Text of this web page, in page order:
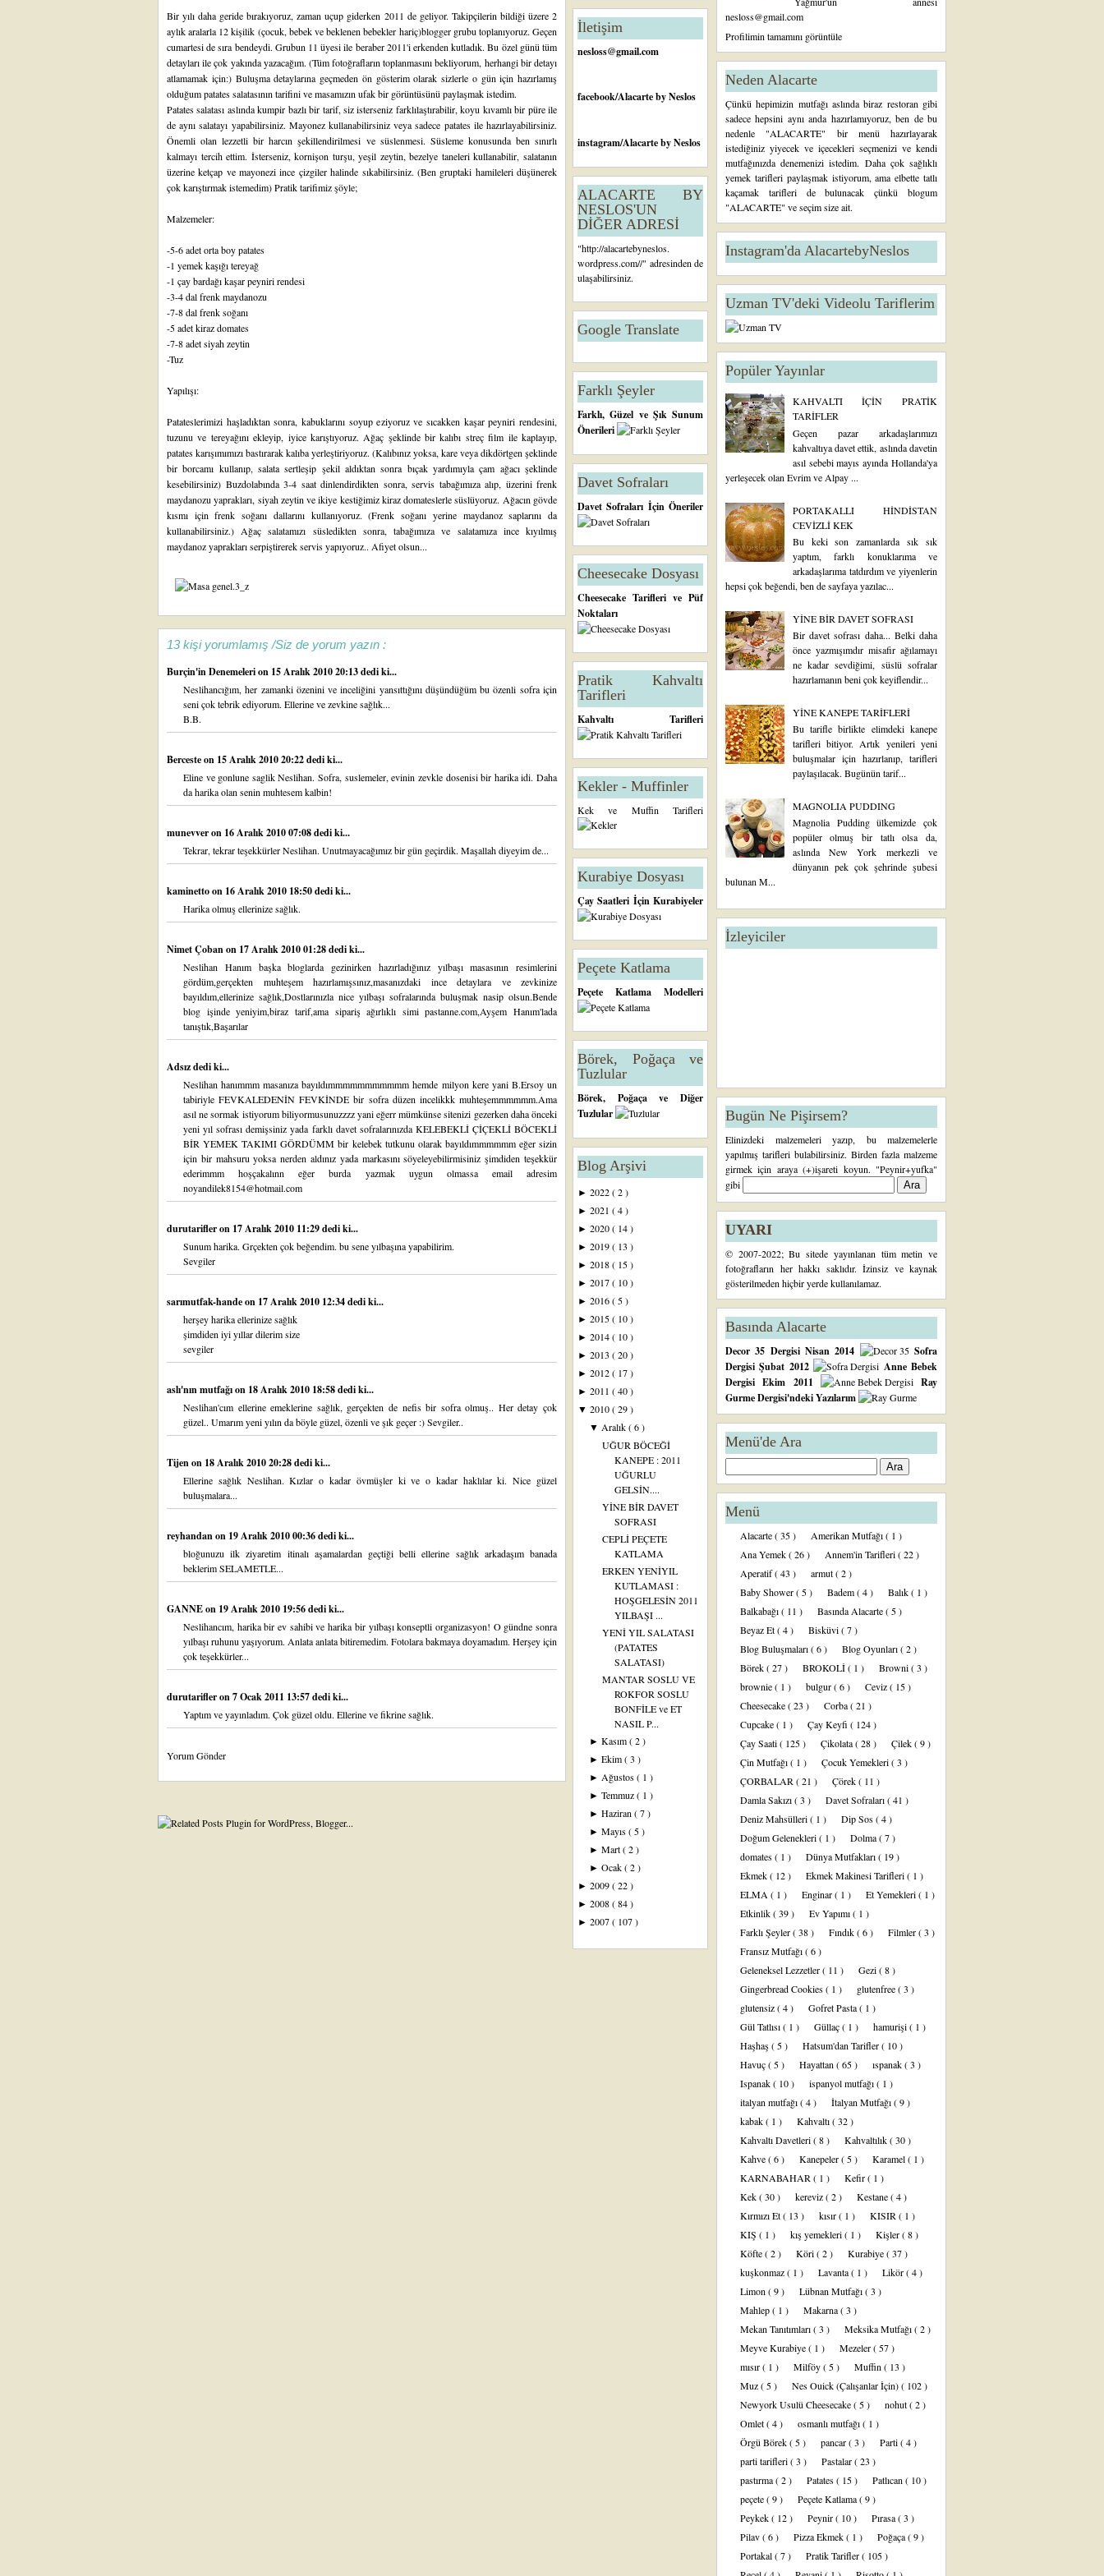
Bir yılı daha geride bırakıyoruz, zaman uçup giderken 2011 de geliyor. Takipçilerin bildiği üzere 2
aylık aralarla 12 kişilik (çocuk, bebek ve beklenen bebekler hariç)blogger grubu toplanıyoruz. Geçen
cumartesi de sıra bendeydi. Grubun 11 üyesi ile beraber 2011'i erkenden kutladık. Bu özel günü tüm
detayları ile çok yakında yazacağım. (Tüm fotoğrafların toplanmasını bekliyorum, herhangi bir detayı
atlamamak için:) Buluşma detaylarına geçmeden ön gösterim olarak sizlerle o gün için hazırlamış
olduğum patates salatasının tarifini ve masamızın ufak bir görüntüsünü paylaşmak istedim.
Patates salatası aslında kumpir bazlı bir tarif, siz isterseniz farklılaştırabilir, koyu kıvamlı bir püre ile
de aynı salatayı yapabilirsiniz. Mayonez kullanabilirsiniz veya sadece patates ile hazırlayabilirsiniz.
Önemli olan lezzetli bir harcın şekillendirilmesi ve süslenmesi. Süsleme konusunda ben sınırlı
kalmayı tercih ettim. İsterseniz, kornişon turşu, yeşil zeytin, bezelye taneleri kullanabilir, salatanın
üzerine ketçap ve mayonezi ince çizgiler halinde sıkabilirsiniz. (Ben gruptaki hamileleri düşünerek
çok karıştırmak istemedim) Pratik tarifimiz şöyle;
Malzemeler:
-5-6 adet orta boy patates
-1 yemek kaşığı tereyağ
-1 çay bardağı kaşar peyniri rendesi
-3-4 dal frenk maydanozu
-7-8 dal frenk soğanı
-5 adet kiraz domates
-7-8 adet siyah zeytin
-Tuz
Yapılışı:
Patateslerimizi haşladıktan sonra, kabuklarını soyup eziyoruz ve sıcakken kaşar peyniri rendesini,
tuzunu ve tereyağını ekleyip, iyice karıştıyoruz. Ağaç şeklinde bir kalıbı streç film ile kaplayıp,
patates karışımımızı bastırarak kalıba yerleştiriyoruz. (Kalıbınız yoksa, kare veya dikdörtgen şeklinde
bir borcamı kullanıp, salata sertleşip şekil aldıktan sonra bıçak yardımıyla çam ağacı şeklinde
kesebilirsiniz) Buzdolabında 3-4 saat dinlendirdikten sonra, servis tabağımıza alıp, üzerini frenk
maydanozu yaprakları, siyah zeytin ve ikiye kestiğimiz kiraz domateslerle süslüyoruz. Ağacın gövde
kısmı için frenk soğanı dallarını kullanıyoruz. (Frenk soğanı yerine maydanoz saplarını da
kullanabilirsiniz.) Ağaç salatamızı süsledikten sonra, tabağımıza ve salatamıza ince kıyılmış
maydanoz yaprakları serpiştirerek servis yapıyoruz.. Afiyet olsun...
13 kişi yorumlamış /Siz de yorum yazın :
Burçin'in Denemelerion 15 Aralık 2010 20:13 dedi ki...
Neslihancığım, her zamanki özenini ve inceliğini yansıttığını düşündüğüm bu özenli sofra için
seni çok tebrik ediyorum. Ellerine ve zevkine sağlık...
B.B.
Bercesteon 15 Aralık 2010 20:22 dedi ki...
Eline ve gonlune saglik Neslihan. Sofra, suslemeler, evinin zevkle dosenisi bir harika idi. Daha
da harika olan senin muhtesem kalbin!
munevveron 16 Aralık 2010 07:08 dedi ki...
Tekrar, tekrar teşekkürler Neslihan. Unutmayacağımız bir gün geçirdik. Maşallah diyeyim de...
kaminettoon 16 Aralık 2010 18:50 dedi ki...
Harika olmuş ellerinize sağlık.
Nimet Çobanon 17 Aralık 2010 01:28 dedi ki...
Neslihan Hanım başka bloglarda gezinirken hazırladığınız yılbaşı masasının resimlerini
gördüm,gerçekten muhteşem hazırlamışsınız,masanızdaki ince detaylara ve zevkinize
bayıldım,ellerinize sağlık,Dostlarınızla nice yılbaşı sofralarında buluşmak nasip olsun.Bende
blog işinde yeniyim,biraz tarif,ama sipariş ağırlıklı simi pastanne.com,Ayşem Hanım'lada
tanıştık,Başarılar
Adsız dedi ki...
Neslihan hanımmm masanıza bayıldımmmmmmmmmmm hemde milyon kere yani B.Ersoy un
tabiriyle FEVKALEDENİN FEVKİNDE bir sofra düzen incelikkk muhteşemmmmmm.Ama
asıl ne sormak istiyorum biliyormusunuzzzz yani eğerr mümkünse sitenizi gezerken daha önceki
yeni yıl sofrası demişsiniz yada farklı davet sofralarınızda KELEBEKLİ ÇİÇEKLİ BÖCEKLİ
BİR YEMEK TAKIMI GÖRDÜMM bir kelebek tutkunu olarak bayıldımmmmmm eğer sizin
için bir mahsuru yoksa nerden aldınız yada markasını söyeleyebilirmisiniz şimdiden teşekkür
ederimmm hoşçakalınn eğer burda yazmak uygun olmassa email adresim
noyandilek8154@hotmail.com
durutarifleron 17 Aralık 2010 11:29 dedi ki...
Sunum harika. Grçekten çok beğendim. bu sene yılbaşına yapabilirim.
Sevgiler
sarımutfak-handeon 17 Aralık 2010 12:34 dedi ki...
herşey harika ellerinize sağlık
şimdiden iyi yıllar dilerim size
sevgiler
aslı'nın mutfağıon 18 Aralık 2010 18:58 dedi ki...
Neslihan'cım ellerine emeklerine sağlık, gerçekten de nefis bir sofra olmuş.. Her detay çok
güzel.. Umarım yeni yılın da böyle güzel, özenli ve şık geçer :) Sevgiler..
Tijenon 18 Aralık 2010 20:28 dedi ki...
Ellerine sağlık Neslihan. Kızlar o kadar övmüşler ki ve o kadar haklılar ki. Nice güzel
buluşmalara...
reyhandanon 19 Aralık 2010 00:36 dedi ki...
bloğunuzu ilk ziyaretim itinalı aşamalardan geçtiği belli ellerine sağlık arkadaşım banada
beklerim SELAMETLE...
GANNEon 19 Aralık 2010 19:56 dedi ki...
Neslihancım, harika bir ev sahibi ve harika bir yılbaşı konseptli organizasyon! O gündne sonra
yılbaşı ruhunu yaşıyorum. Anlata anlata bitiremedim. Fotolara bakmaya doyamadım. Herşey için
çok teşekkürler...
durutarifleron 7 Ocak 2011 13:57 dedi ki...
Yaptım ve yayınladım. Çok güzel oldu. Ellerine ve fikrine sağlık.
Yorum Gönder
İletişim
nesloss@gmail.com
facebook/Alacarte by Neslos
instagram/Alacarte by Neslos
ALACARTE BY
NESLOS'UN
DİĞER ADRESİ
"http://alacartebyneslos.
wordpress.com//" adresinden de
ulaşabilirsiniz.
Google Translate
Farklı Şeyler
Farklı, Güzel ve Şık Sunum
Önerileri
Davet Sofraları
Davet Sofraları İçin Öneriler
Cheesecake Dosyası
Cheesecake Tarifleri ve Püf
Noktaları
Pratik Kahvaltı
Tarifleri
Kahvaltı Tarifleri
Kekler - Muffinler
Kek ve Muffin Tarifleri
Kurabiye Dosyası
Çay Saatleri İçin Kurabiyeler
Peçete Katlama
Peçete Katlama Modelleri
Börek, Poğaça ve
Tuzlular
Börek, Poğaça ve Diğer
Tuzlular
Blog Arşivi
► 2022( 2 )
► 2021 ( 4 )
► 2020( 14 )
► 2019( 13 )
► 2018( 15 )
► 2017( 10 )
► 2016( 5 )
► 2015( 10 )
► 2014( 10 )
► 2013 ( 20 )
► 2012( 17 )
► 2011 ( 40 )
▼ 2010( 29 )
▼Aralık( 6 )
UĞUR BÖCEĞİ
KANEPE : 2011
UĞURLU
GELSİN....
YİNE BİR DAVET
SOFRASI
CEPLİ PEÇETE
KATLAMA
ERKEN YENİYIL
KUTLAMASI :
HOŞGELESİN 2011
YILBAŞI ...
YENİ YIL SALATASI
(PATATES
SALATASI)
MANTAR SOSLU VE
ROKFOR SOSLU
BONFİLE ve ET
NASIL P...
►Kasım( 2 )
►Ekim( 3 )
►Ağustos( 1 )
►Temmuz( 1 )
►Haziran( 7 )
►Mayıs( 5 )
►Mart( 2 )
►Ocak( 2 )
► 2009( 22 )
► 2008( 84 )
► 2007( 107 )
nesloss@gmail.com
Profilimin tamamını görüntüle
Neden Alacarte
Çünkü hepimizin mutfağı aslında biraz restoran gibi
sadece hepsini aynı anda hazırlamıyoruz, ben de bu
nedenle "ALACARTE" bir menü hazırlayarak
istediğiniz yiyecek ve içecekleri seçmenizi ve kendi
mutfağınızda denemenizi istedim. Daha çok sağlıklı
yemek tarifleri paylaşmak istiyorum, ama elbette tatlı
kaçamak tarifleri de bulunacak çünkü blogum
"ALACARTE" ve seçim size ait.
Instagram'da AlacartebyNeslos
Uzman TV'deki Videolu Tariflerim
Popüler Yayınlar
KAHVALTI İÇİN PRATİK
TARİFLER
Geçen pazar arkadaşlarımızı
kahvaltıya davet ettik, aslında davetin
asıl sebebi mayıs ayında Hollanda'ya
yerleşecek olan Evrim ve Alpay ...
PORTAKALLI HİNDİSTAN
CEVİZLİ KEK
Bu keki son zamanlarda sık sık
yaptım, farklı konuklarıma ve
arkadaşlarıma tatdırdım ve yiyenlerin
hepsi çok beğendi, ben de sayfaya yazılac...
YİNE BİR DAVET SOFRASI
Bir davet sofrası daha... Belki daha
önce yazmışımdır misafir ağılamayı
ne kadar sevdiğimi, süslü sofralar
hazırlamanın beni çok keyiflendir...
YİNE KANEPE TARİFLERİ
Bu tarifle birlikte elimdeki kanepe
tarifleri bitiyor. Artık yenileri yeni
buluşmalar için hazırlanıp, tarifleri
paylaşılacak. Bugünün tarif...
MAGNOLIA PUDDING
Magnolia Pudding ülkemizde çok
popüler olmuş bir tatlı olsa da,
aslında New York merkezli ve
dünyanın pek çok şehrinde şubesi
bulunan M...
İzleyiciler
Bugün Ne Pişirsem?
Elinizdeki malzemeleri yazıp, bu malzemelerle
yapılmış tarifleri bulabilirsiniz. Birden fazla malzeme
girmek için araya (+)işareti koyun. "Peynir+yufka"
gibi
UYARI
© 2007-2022; Bu sitede yayınlanan tüm metin ve
fotoğrafların her hakkı saklıdır. İzinsiz ve kaynak
gösterilmeden hiçbir yerde kullanılamaz.
Basında Alacarte
Decor 35 Dergisi Nisan 2014
Sofra
Dergisi Şubat 2012
Anne Bebek
Dergisi Ekim 2011
Ray
Gurme Dergisi'ndeki Yazılarım
Menü'de Ara
Menü
Alacarte( 35 ) Amerikan Mutfağı( 1 )
Ana Yemek( 26 ) Annem'in Tarifleri( 22 )
Aperatif( 43 ) armut( 2 )
Baby Shower( 5 ) Badem( 4 ) Balık( 1 )
Balkabağı( 11 ) Basında Alacarte( 5 )
Beyaz Et( 4 ) Bisküvi( 7 )
Blog Buluşmaları( 6 ) Blog Oyunları( 2 )
Börek( 27 ) BROKOLİ( 1 ) Browni( 3 )
brownie( 1 ) bulgur( 6 ) Ceviz( 15 )
Cheesecake( 23 ) Corba( 21 )
Cupcake( 1 ) Çay Keyfi ( 124 )
Çay Saati( 125 ) Çikolata( 28 ) Çilek( 9 )
Çin Mutfağı( 1 ) Çocuk Yemekleri( 3 )
ÇORBALAR ( 21 ) Çörek( 11 )
Damla Sakızı( 3 ) Davet Sofraları( 41 )
Deniz Mahsülleri( 1 ) Dip Sos( 4 )
Doğum Gelenekleri( 1 ) Dolma( 7 )
domates( 1 ) Dünya Mutfakları( 19 )
Ekmek( 12 ) Ekmek Makinesi Tarifleri( 1 )
ELMA ( 1 ) Enginar( 1 ) Et Yemekleri( 1 )
Etkinlik( 39 ) Ev Yapımı( 1 )
Farklı Şeyler( 38 ) Fındık( 6 ) Filmler( 3 )
Fransız Mutfağı( 6 )
Geleneksel Lezzetler( 11 ) Gezi( 8 )
Gingerbread Cookies( 1 ) glutenfree( 3 )
glutensiz( 4 ) Gofret Pasta( 1 )
Gül Tatlısı( 1 ) Güllaç( 1 ) hamurişi( 1 )
Haşhaş( 5 ) Hatsum'dan Tarifler( 10 )
Havuç( 5 ) Hayattan ( 65 ) ıspanak( 3 )
Ispanak( 10 ) ispanyol mutfağı( 1 )
italyan mutfağı( 4 ) İtalyan Mutfağı( 9 )
kabak( 1 ) Kahvaltı( 32 )
Kahvaltı Davetleri( 8 ) Kahvaltılık( 30 )
Kahve( 6 ) Kanepeler( 5 ) Karamel( 1 )
KARNABAHAR ( 1 ) Kefir( 1 )
Kek( 30 ) kereviz( 2 ) Kestane( 4 )
Kırmızı Et( 13 ) kısır( 1 ) KISIR ( 1 )
KIŞ ( 1 ) kış yemekleri( 1 ) Kişler( 8 )
Köfte( 2 ) Köri( 2 ) Kurabiye( 37 )
kuşkonmaz( 1 ) Lavanta( 1 ) Likör( 4 )
Limon ( 9 ) Lübnan Mutfağı( 3 )
Mahlep( 1 ) Makarna( 3 )
Mekan Tanıtımları( 3 ) Meksika Mutfağı( 2 )
Meyve Kurabiye( 1 ) Mezeler( 57 )
mısır( 1 ) Milföy( 5 ) Muffin ( 13 )
Muz( 5 ) Nes Ouick (Çalışanlar İçin)( 102 )
Newyork Usulü Cheesecake( 5 ) nohut( 2 )
Omlet( 4 ) osmanlı mutfağı( 1 )
Örgü Börek( 5 ) pancar( 3 ) Parti( 4 )
parti tarifleri( 3 ) Pastalar( 23 )
pastırma( 2 ) Patates( 15 ) Patlıcan ( 10 )
peçete( 9 ) Peçete Katlama( 9 )
Peykek( 12 ) Peynir( 10 ) Pırasa( 3 )
Pilav( 6 ) Pizza Ekmek( 1 ) Poğaça( 9 )
Portakal( 7 ) Pratik Tarifler( 105 )